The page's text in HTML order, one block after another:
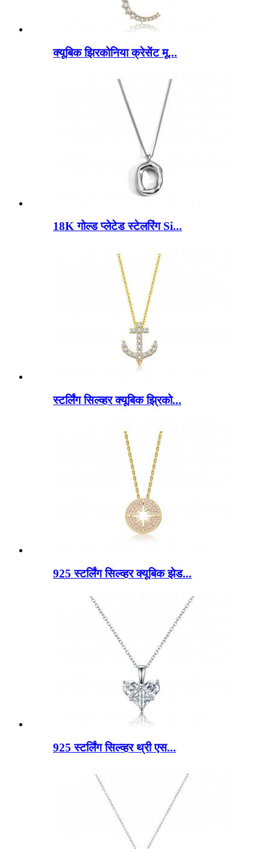
क्यूबिक झिरकोनिया क्रेसेंट मू...
18K गोल्ड प्लेटेड स्टेलरिंग Si...
स्टर्लिंग सिल्व्हर क्यूबिक झ्रिको...
925 स्टर्लिंग सिल्व्हर क्यूबिक झेड...
925 स्टर्लिंग सिल्व्हर थ्री एस...